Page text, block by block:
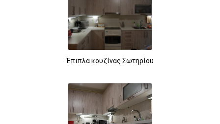
Έπιπλα κουζίνας Σωτηρίου